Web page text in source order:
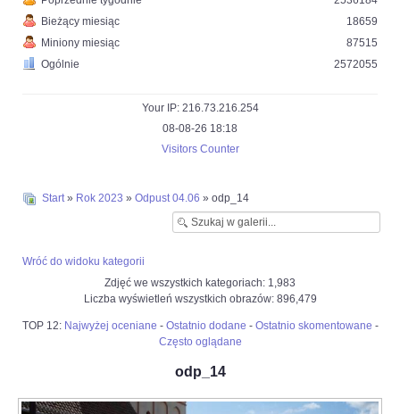
Bieżący miesiąc
Miniony miesiąc
Ogólnie
18659
87515
2572055
Your IP: 216.73.216.254
08-08-26 18:18
Visitors Counter
Start» Rok 2023 » Odpust 04.06 » odp_14
Wróć do widoku kategorii
Zdjęć we wszystkich kategoriach: 1,983
Liczba wyświetleń wszystkich obrazów: 896,479
TOP 12: Najwyżej oceniane - Ostatnio dodane - Ostatnio skomentowane -
Często oglądane
odp_14